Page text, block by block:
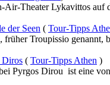
Air-Theater Lykavittos auf
der Seen ( Tour-Tipps
früher Troupissio genannt,
( Tour-Tipps Athen )
Pyrgos Dirou ist eine